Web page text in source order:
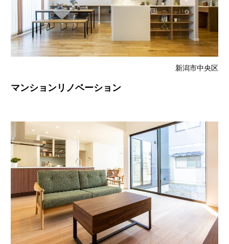
新潟市中央区
マンションリノベーション